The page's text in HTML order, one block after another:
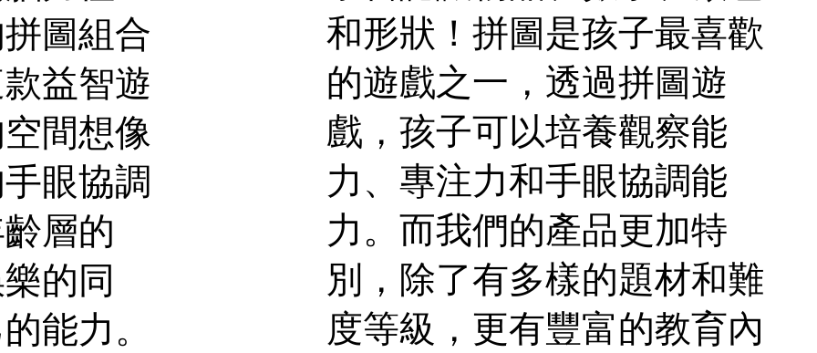
圖組合
益智遊
間想像
眼協調
層的
的同
能力。
和形狀！拼圖是孩子最喜歡
的遊戲之一，透過拼圖遊
戲，孩子可以培養觀察能
力、專注力和手眼協調能
力。而我們的產品更加特
別，除了有多樣的題材和難
度等級，更有豐富的教育內